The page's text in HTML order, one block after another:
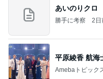
あいのりクロ
勝手に考察 2日
平原綾香 航海
Amebaトピック